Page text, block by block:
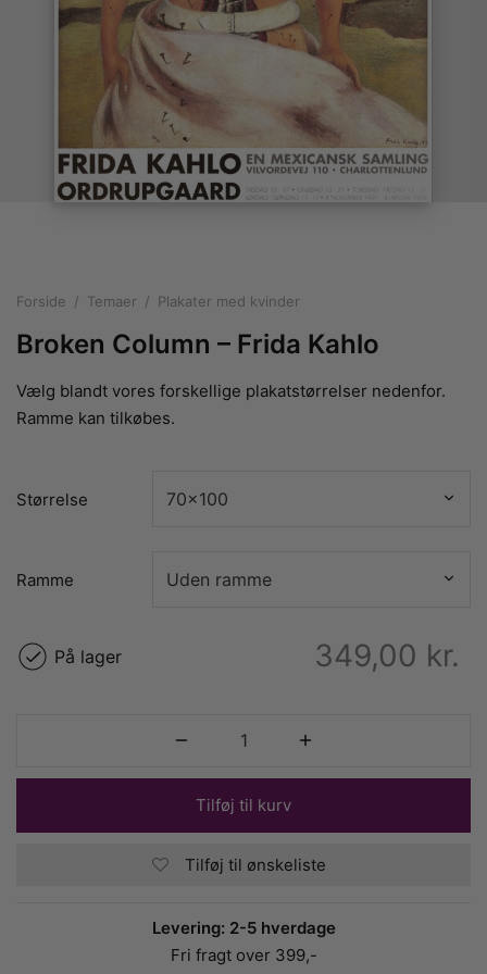
Forside / Temaer / Plakater med kvinder
Broken Column – Frida Kahlo
Vælg blandt vores forskellige plakatstørrelser nedenfor.
Ramme kan tilkøbes.
Størrelse
Ramme
349,00 kr.
På lager
Tilføj til kurv
Tilføj til ønskeliste
Levering: 2-5 hverdage
Fri fragt over 399,-
plakater
i pastelfarver
plakater
til sommerhuset
plakater
med kvinder